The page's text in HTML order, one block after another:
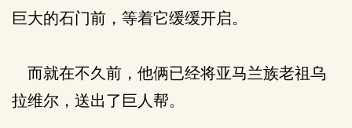
巨大的石门前，等着它缓缓开启。
而就在不久前，他俩已经将亚马兰族老祖乌
拉维尔，送出了巨人帮。